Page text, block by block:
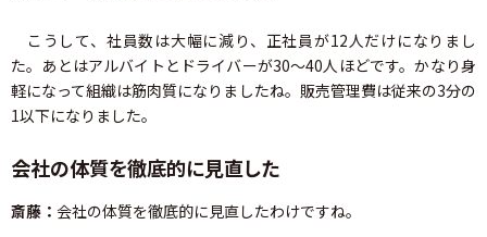
こうして、社員数は大幅に減り、正社員が12人だけになりまし
た。あとはアルバイトとドライバーが30～40人ほどです。かなり身
軽になって組織は筋肉質になりましたね。販売管理費は従来の3分の
1以下になりました。
会社の体質を徹底的に見直した
斎藤： 会社の体質を徹底的に見直したわけですね。